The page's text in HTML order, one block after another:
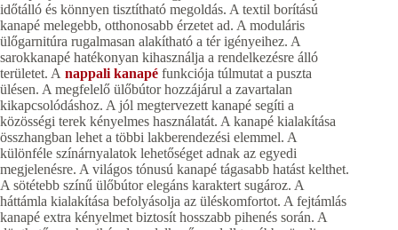
időtálló és könnyen tisztítható megoldás. A textil borítású
kanapé melegebb, otthonosabb érzetet ad. A moduláris
ülőgarnitúra rugalmasan alakítható a tér igényeihez. A
sarokkanapé hatékonyan kihasználja a rendelkezésre álló
területet. A nappali kanapé funkciója túlmutat a puszta
ülésen. A megfelelő ülőbútor hozzájárul a zavartalan
kikapcsolódáshoz. A jól megtervezett kanapé segíti a
közösségi terek kényelmes használatát. A kanapé kialakítása
összhangban lehet a többi lakberendezési elemmel. A
különféle színárnyalatok lehetőséget adnak az egyedi
megjelenésre. A világos tónusú kanapé tágasabb hatást kelthet.
A sötétebb színű ülőbútor elegáns karaktert sugároz. A
háttámla kialakítása befolyásolja az üléskomfortot. A fejtámlás
kanapé extra kényelmet biztosít hosszabb pihenés során. A